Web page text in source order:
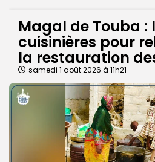
Magal de Touba :
cuisinières pour
la restauration
samedi 1 août 2026 à 11h21